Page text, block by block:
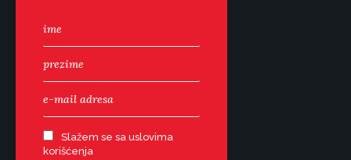
Slažem se sa uslovima
korišćenja